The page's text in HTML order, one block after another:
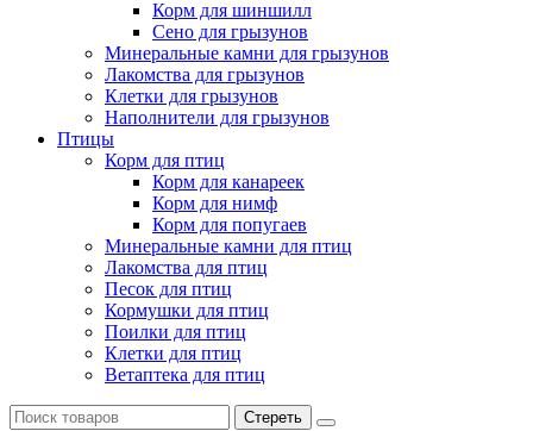
Корм для шиншилл
Сено для грызунов
Минеральные камни для грызунов
Лакомства для грызунов
Клетки для грызунов
Наполнители для грызунов
Птицы
Корм для птиц
Корм для канареек
Корм для нимф
Корм для попугаев
Минеральные камни для птиц
Лакомства для птиц
Песок для птиц
Кормушки для птиц
Поилки для птиц
Клетки для птиц
Ветаптека для птиц
Стереть